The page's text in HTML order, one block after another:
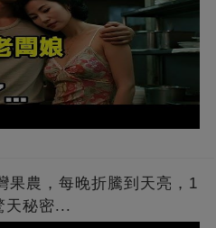
果農，每晚折騰到天亮，1
天秘密...